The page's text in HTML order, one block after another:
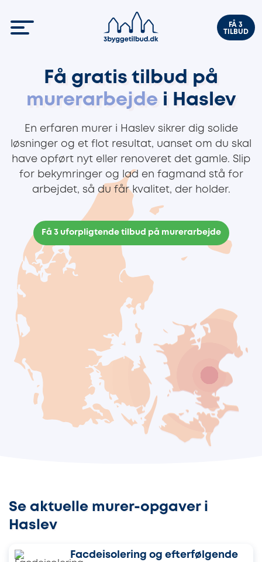
FÅ 3
TILBUD
Få gratis tilbud på
murerarbejde i Haslev
En erfaren murer i Haslev sikrer dig solide
løsninger og et flot resultat, uanset om du skal
have opført nyt eller renoveret det gamle. Slip
for bekymringer og lad en fagmand stå for
arbejdet, så du får kvalitet, der holder.
Få 3 uforpligtende tilbud på murerarbejde
Se aktuelle murer-opgaver i
Haslev
Facdeisolering og efterfølgende